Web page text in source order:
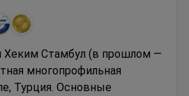
Хеким Стамбул (в прошлом —
многопрофильная
Турция. Основные